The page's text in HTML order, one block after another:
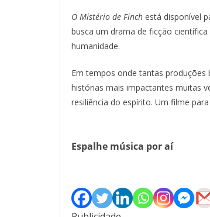
O Mistério de Finch está disponível
busca um drama de ficção
humanidade.
Em tempos onde tantas
histórias mais impactantes muitas
resiliência do espírito. Um filme
Espalhe música por aí